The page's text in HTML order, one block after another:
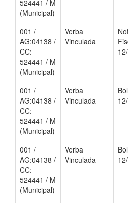
524441 / M
(Municipal)
001 /
AG:04138 /
CC:
524441 / M
(Municipal)
Verba
Vinculada
001 /
AG:04138 /
CC:
524441 / M
(Municipal)
Verba
Vinculada
001 /
AG:04138 /
CC:
524441 / M
(Municipal)
Verba
Vinculada